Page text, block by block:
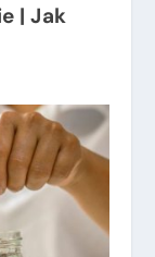
| Jak